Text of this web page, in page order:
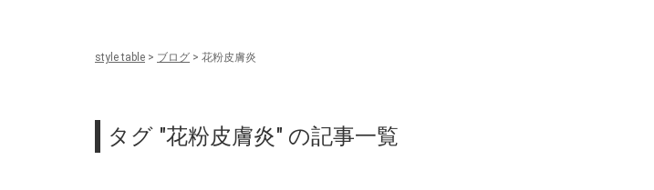
style table > ブログ > 花粉皮膚炎
タグ "花粉皮膚炎" の記事一覧